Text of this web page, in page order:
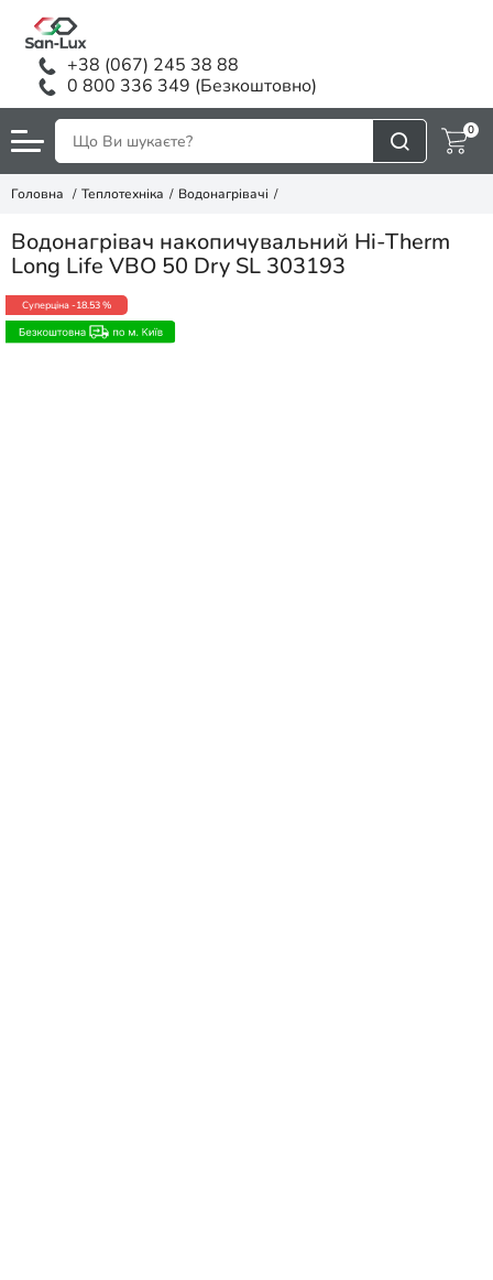
+38 (067) 245 38 88
0 800 336 349 (Безкоштовно)
0
Головна Теплотехніка Водонагрівачі
Водонагрівач накопичувальний Hi-Therm
Long Life VBO 50 Dry SL 303193
Суперціна-18.53 %